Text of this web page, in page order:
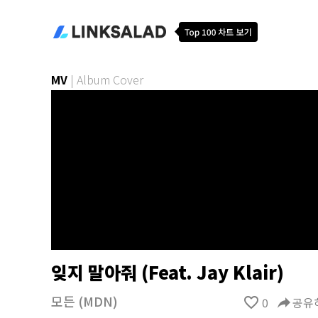
MV | Album Cover
잊지 말아줘 (Feat. Jay Klair)
모든 (MDN) favorite_border 0 reply공유